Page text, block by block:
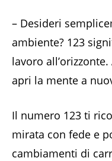
– Desideri
ambiente? 123
lavoro
apri la mente a
Il numero 123 ti
mirata con fede e
cambiamenti di